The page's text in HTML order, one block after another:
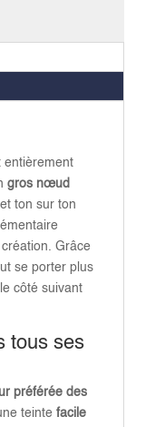
gros nœud
ton sur ton
Grâce
se porter plus
côté suivant
tous ses
préférée des
teinte facile